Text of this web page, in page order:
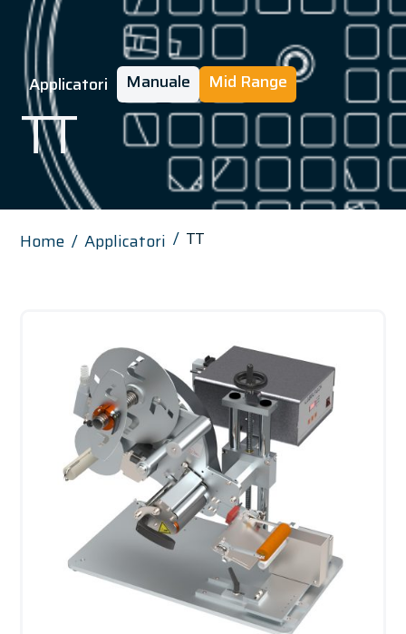
Applicatori Manuale Mid Range
TT
Home Applicatori TT